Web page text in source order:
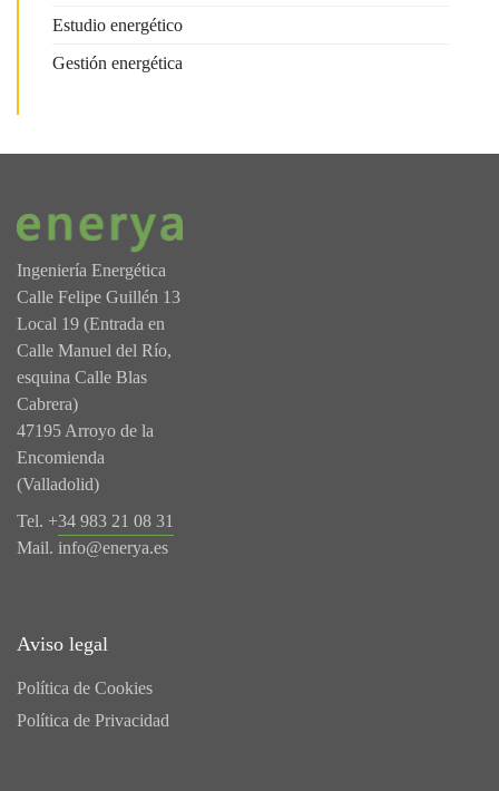
Estudio energético
Gestión energética
Ingeniería Energética
Calle Felipe Guillén 13
Local 19 (Entrada en
Calle Manuel del Río,
esquina Calle Blas
Cabrera)
47195 Arroyo de la
Encomienda
(Valladolid)
Tel. +34 983 21 08 31
Mail. info@enerya.es
Aviso legal
Política de Cookies
Política de Privacidad